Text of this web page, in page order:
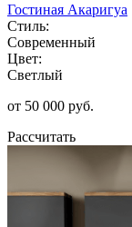
Гостиная Акаригуа
Стиль:
Современный
Цвет:
Светлый
от 50 000 руб.
Рассчитать